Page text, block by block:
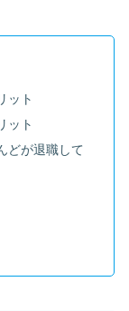
ット
ット
どが退職して